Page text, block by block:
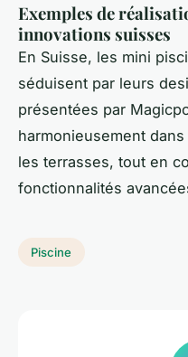
Exemples de
innovations suisses
En Suisse, les mini
séduisent par leurs
présentées par
harmonieusement
les terrasses, tout en
fonctionnalités
Piscine